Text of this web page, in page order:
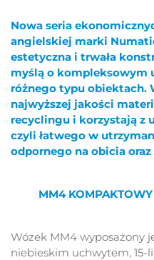
Nowa seria
angielskiej marki
estetyczna i trwała
myślą o kompleksowym
różnego typu obiektach.
najwyższej jakości
recyclingu i korzystają z
czyli łatwego w
odpornego na obicia
MM4
Wózek MM4 wyposażony
niebieskim uchwytem,